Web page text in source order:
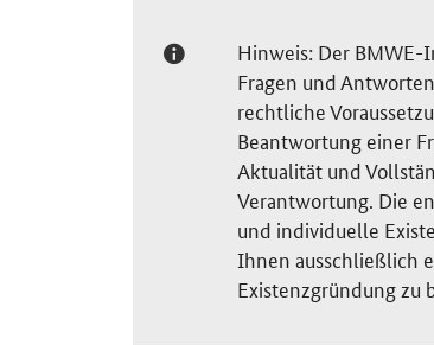
Hinweis: Der
Fragen und
rechtliche
Beantwortung einer
Aktualität und
Verantwortung. Die
und individuelle
Ihnen ausschließlich
Existenzgründung zu